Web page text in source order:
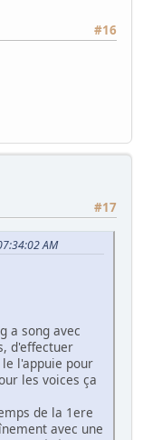
#16
#17
AM
a song avec
d'effectuer
l'appuie pour
les voices ça
de la 1ere
avec une